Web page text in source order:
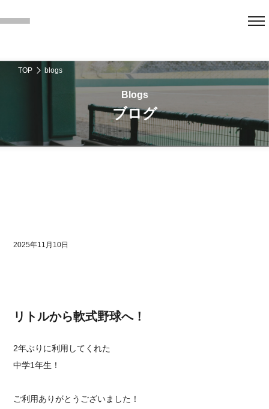
TOP blogs
ブログ
2025年11月10日
リトルから軟式野球へ！
2年ぶりに利用してくれた
中学1年生！
ご利用ありがとうございました！